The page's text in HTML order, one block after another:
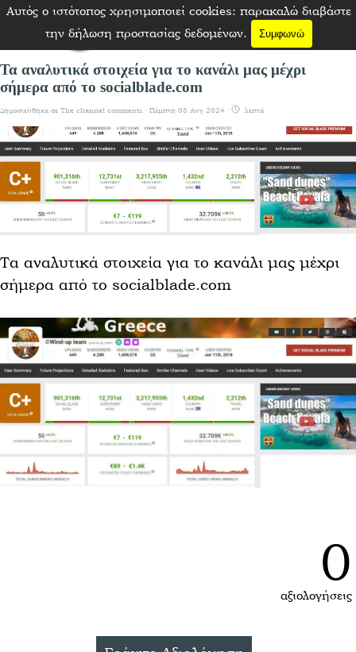
Αυτός ο ιστότοπος χρησιμοποιεί cookies: παρακαλώ διαβάστε
την δήλωση προστασίας δεδομένων.
Συμφωνώ
Μετάβαση στο περιεχόμενο
Παράλειψη μενού
Τα αναλυτικά στοιχεία για το κανάλι μας μέχρι
σήμερα από το socialblade.com
Δημοσιεύθηκε σε The channel comments · Πέμπτη 08 Αυγ 2024 · λεπτά
Τα αναλυτικά στοιχεία για το κανάλι μας μέχρι
σήμερα από το socialblade.com
0
αξιολογήσεις